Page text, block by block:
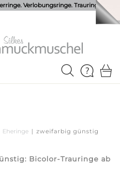
Verlobungsringe. Trauringe.
Eheringe | zweifarbig günstig
Bicolor-Trauringe ab